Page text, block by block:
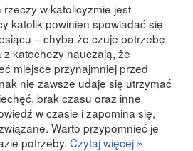
w katolicyzmie jest
katolik powinien spowiadać się
– chyba że czuje potrzebę
katechezy nauczają, że
miejsce przynajmniej przed
nie zawsze udaje się utrzymać
brak czasu oraz inne
w czasie i zapomina się,
Warto przypomnieć je
potrzeby. Czytaj więcej »